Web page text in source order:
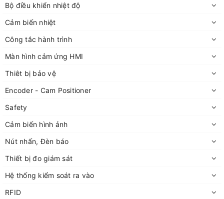
Bộ điều khiển nhiệt độ
Cảm biến nhiệt
Công tắc hành trình
Màn hình cảm ứng HMI
Thiêt bị bảo vệ
Encoder - Cam Positioner
Safety
Cảm biến hình ảnh
Nút nhấn, Đèn báo
Thiết bị đo giám sát
Hệ thống kiểm soát ra vào
RFID